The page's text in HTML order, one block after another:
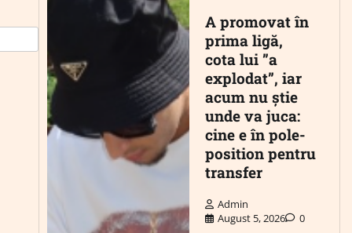
A promovat în
prima ligă,
cota lui ”a
explodat”, iar
acum nu știe
unde va juca:
cine e în pole-
position pentru
transfer
Admin
August 5, 2026
0